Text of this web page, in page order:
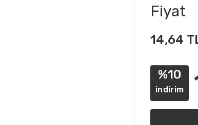
Fiyat
14,64
%10
indirim